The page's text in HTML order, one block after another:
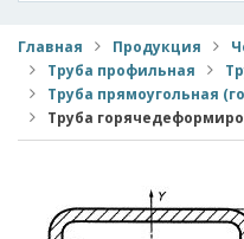
Главная Продукция
Труба профильная
Труба прямоугольная
Труба